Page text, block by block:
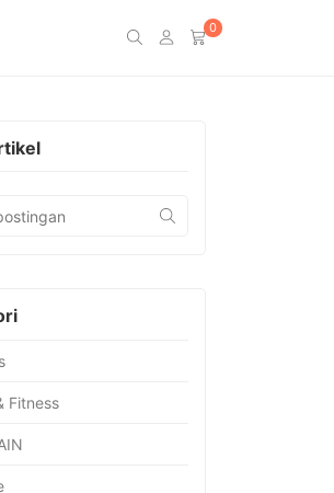
0
Fitness